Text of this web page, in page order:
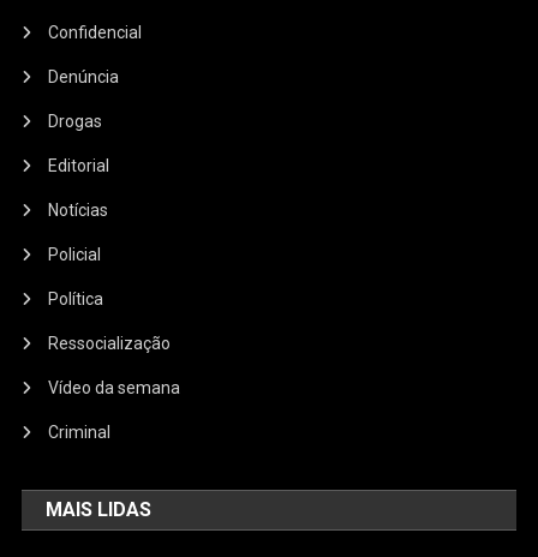
Confidencial
Denúncia
Drogas
Editorial
Notícias
Policial
Política
Ressocialização
Vídeo da semana
Criminal
MAIS LIDAS